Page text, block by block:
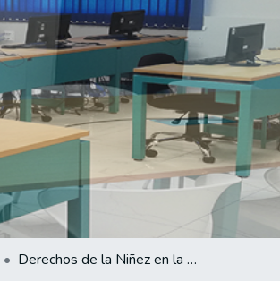
Derechos de la Niñez en la Escuela Primaria de El Salvador: Estudio realizado en centros escolares públicos de primero a sexto grado de educación básica.